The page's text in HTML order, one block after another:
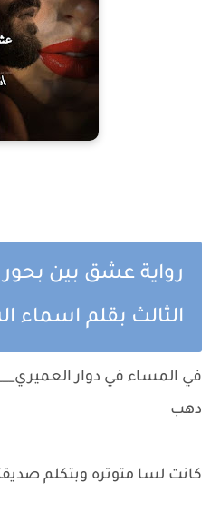
رواية عشق بين
الثالث بقلم اسماء
في المساء في دوار
دهب
كانت لسا متوتره وبتكلم